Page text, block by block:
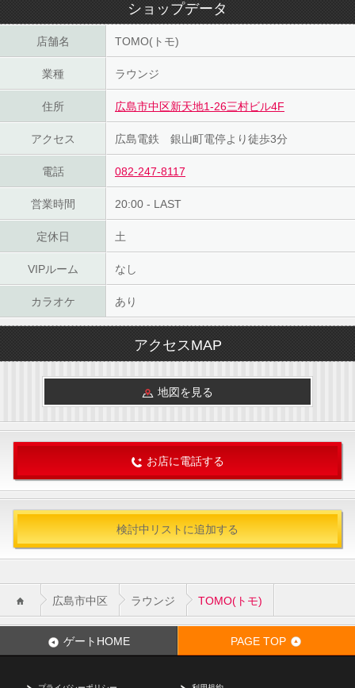
ショップデータ
店舗名 TOMO(トモ)
業種 ラウンジ
住所 広島市中区新天地1-26三村ビル4F
アクセス 広島電鉄 銀山町電停より徒歩3分
電話 082-247-8117
営業時間 20:00 - LAST
定休日 土
VIPルーム なし
カラオケ あり
アクセスMAP
地図を見る
お店に電話する
検討中リストに追加する
広島市中区 ラウンジ TOMO(トモ)
ゲートHOME PAGE TOP